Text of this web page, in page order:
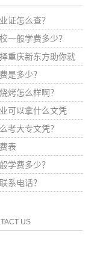
证怎么查？
一般学费多少？
重庆新东方助你就
是多少？
烤怎么样啊？
可以拿什么文凭
考大专文凭？
表
学费多少？
系电话？
US